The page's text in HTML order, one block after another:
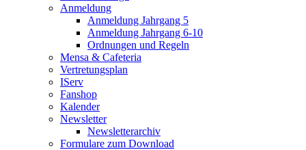
Anmeldung
Anmeldung Jahrgang 5
Anmeldung Jahrgang 6-10
Ordnungen und Regeln
Mensa & Cafeteria
Vertretungsplan
IServ
Fanshop
Kalender
Newsletter
Newsletterarchiv
Formulare zum Download